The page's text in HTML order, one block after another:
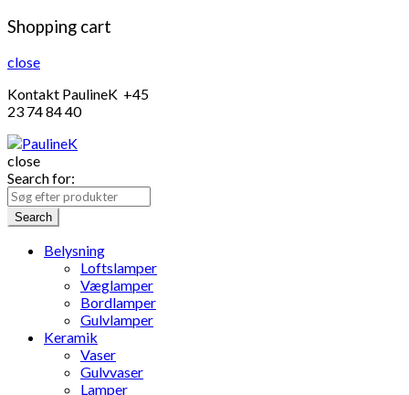
Shopping cart
close
Kontakt PaulineK +45
23 74 84 40
close
Search for:
Search
Belysning
Loftslamper
Væglamper
Bordlamper
Gulvlamper
Keramik
Vaser
Gulvvaser
Lamper